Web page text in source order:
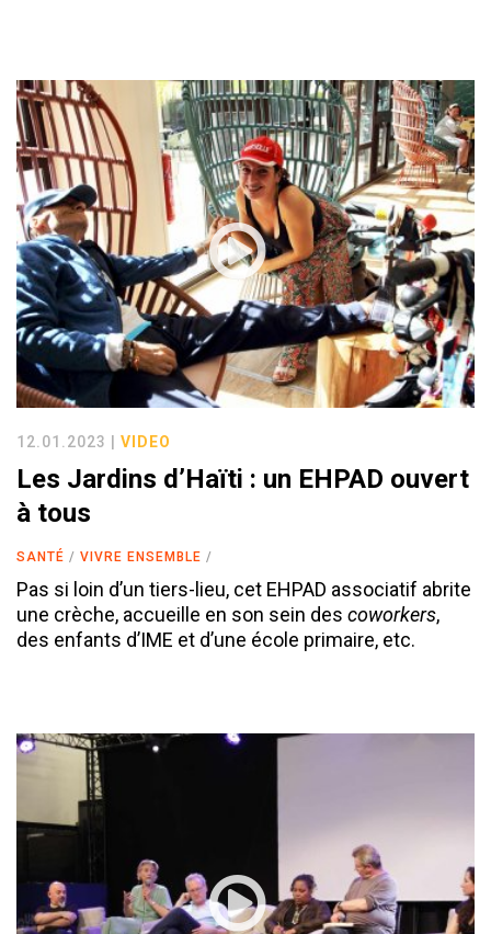
12.01.2023 | VIDEO
Les Jardins d’Haïti : un EHPAD ouvert
à tous
SANTÉ VIVRE ENSEMBLE
Pas si loin d’un tiers-lieu, cet EHPAD associatif abrite
une crèche, accueille en son sein des coworkers,
des enfants d’IME et d’une école primaire, etc.